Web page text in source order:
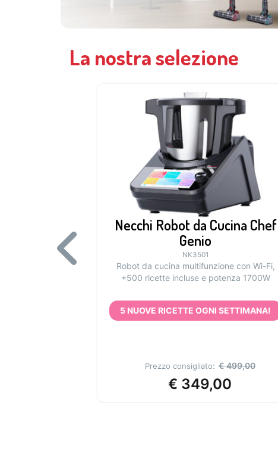
La nostra selezione
Necchi Robot da Cucina Chef
Genio
NK3501
Robot da cucina multifunzione con Wi-Fi,
+500 ricette incluse e potenza 1700W
5 NUOVE RICETTE OGNI SETTIMANA!
Prezzo consigliato: €499,00
€ 349,00